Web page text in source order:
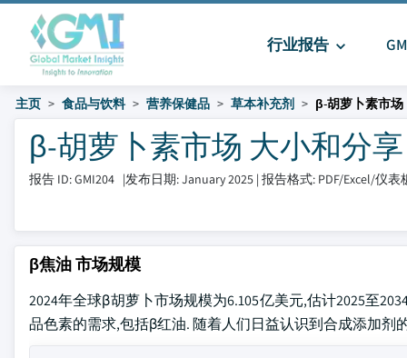
行业报告
主页 食品与饮料 营养保健品 草本补充剂 β-胡萝卜素市场
β-胡萝卜素市场 大小和分享
报告 ID: GMI204 |发布日期: January 2025 | 报告格式: PDF/Excel/仪表
β焦油 市场规模
2024年全球β胡萝卜市场规模为6.105亿美元,估计2025至
品色素的需求,包括β红油. 随着人们日益认识到合成添加